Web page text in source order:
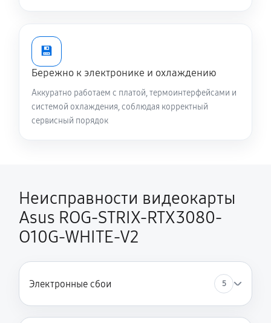
💾
Бережно к электронике и охлаждению
Аккуратно работаем с платой, термоинтерфейсами и
системой охлаждения, соблюдая корректный
сервисный порядок
Неисправности видеокарты
Asus ROG-STRIX-RTX3080-
O10G-WHITE-V2
Электронные сбои 5